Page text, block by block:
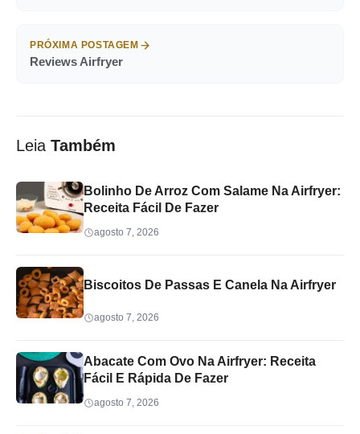
PRÓXIMA POSTAGEM
Reviews Airfryer
Leia Também
Bolinho De Arroz Com Salame Na Airfryer:
Receita Fácil De Fazer
agosto 7, 2026
Biscoitos De Passas E Canela Na Airfryer
agosto 7, 2026
Abacate Com Ovo Na Airfryer: Receita
Fácil E Rápida De Fazer
agosto 7, 2026